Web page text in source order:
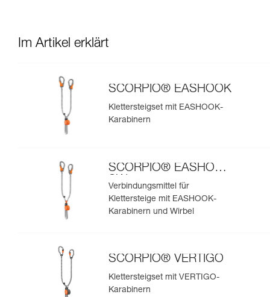
Im Artikel erklärt
SCORPIO® EASHOOK
Klettersteigset mit EASHOOK-
Karabinern
SCORPIO® EASHOOK
SW
Verbindungsmittel für
Klettersteige mit EASHOOK-
Karabinern und Wirbel
SCORPIO® VERTIGO
Klettersteigset mit VERTIGO-
Karabinern